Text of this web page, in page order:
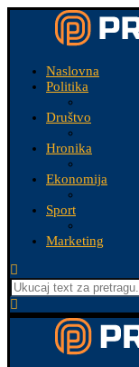
Naslovna
Politika
Društvo
Hronika
Ekonomija
Sport
Marketing